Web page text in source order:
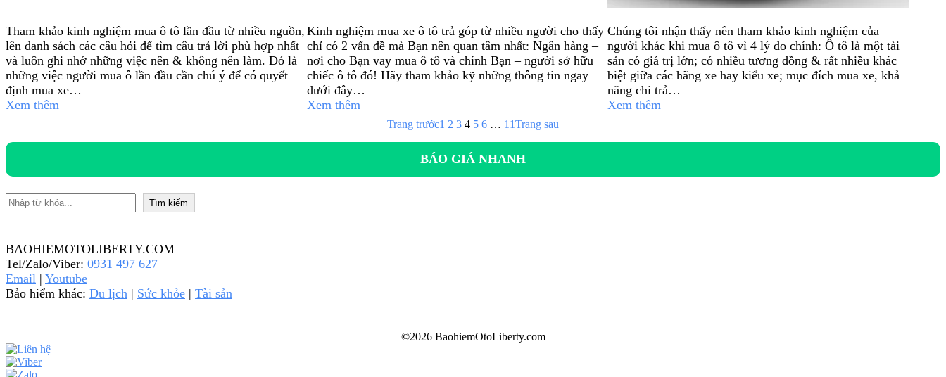
Tham khảo kinh nghiệm mua ô tô lần đầu từ nhiều nguồn,
lên danh sách các câu hỏi để tìm câu trả lời phù hợp nhất
và luôn ghi nhớ những việc nên & không nên làm. Đó là
những việc người mua ô lần đầu cần chú ý để có quyết
định mua xe…
Xem thêm
Kinh nghiệm mua xe ô tô trả góp từ nhiều người cho thấy
chỉ có 2 vấn đề mà Bạn nên quan tâm nhất: Ngân hàng –
nơi cho Bạn vay mua ô tô và chính Bạn – người sở hữu
chiếc ô tô đó! Hãy tham khảo kỹ những thông tin ngay
dưới đây…
Xem thêm
Chúng tôi nhận thấy nên tham khảo kinh nghiệm của
người khác khi mua ô tô vì 4 lý do chính: Ô tô là một tài
sản có giá trị lớn; có nhiều tương đồng & rất nhiều khác
biệt giữa các hãng xe hay kiểu xe; mục đích mua xe, khả
năng chi trả…
Xem thêm
Trang trước1 2 3 4 5 6 … 11Trang sau
BÁO GIÁ NHANH
Tìm kiếm Tìm kiếm
BAOHIEMOTOLIBERTY.COM
Tel/Zalo/Viber: 0931 497 627
Email | Youtube
Bảo hiểm khác: Du lịch | Sức khỏe | Tài sản
©2026 BaohiemOtoLiberty.com